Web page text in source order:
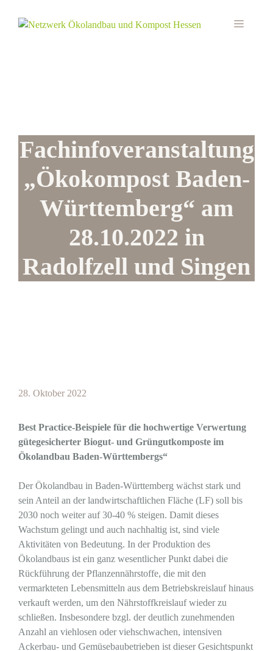
Inhalt
MENÜ
Fachinfoveranstaltung
„Ökokompost Baden-
Württemberg“ am
28.10.2022 in
Radolfzell und Singen
28. Oktober 2022
Best Practice-Beispiele für die hochwertige Verwertung
gütegesicherter Biogut- und Grüngutkomposte im
Ökolandbau Baden-Württembergs“
Der Ökolandbau in Baden-Württemberg wächst stark und
sein Anteil an der landwirtschaftlichen Fläche (LF) soll bis
2030 noch weiter auf 30-40 % steigen. Damit dieses
Wachstum gelingt und auch nachhaltig ist, sind viele
Aktivitäten von Bedeutung. In der Produktion des
Ökolandbaus ist ein ganz wesentlicher Punkt dabei die
Rückführung der Pflanzennährstoffe, die mit den
vermarkteten Lebensmitteln aus dem Betriebskreislauf hinaus
verkauft werden, um den Nährstoffkreislauf wieder zu
schließen. Insbesondere bzgl. der deutlich zunehmenden
Anzahl an viehlosen oder viehschwachen, intensiven
Ackerbau- und Gemüsebaubetrieben ist dieser Gesichtspunkt